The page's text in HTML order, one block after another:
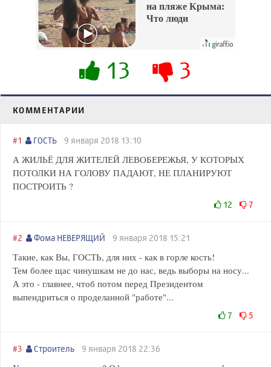
на пляже Крыма:
Что люди
их не видят...
13 3
КОММЕНТАРИИ
#1 ГОСТЬ 9 января 2018 13:10
А ЖИЛЬЁ ДЛЯ ЖИТЕЛЕЙ ЛЕВОБЕРЕЖЬЯ, У КОТОРЫХ
ПОТОЛКИ НА ГОЛОВУ ПАДАЮТ, НЕ ПЛАНИРУЮТ
ПОСТРОИТЬ ?
12 7
#2 Фома НЕВЕРЯЩИЙ 9 января 2018 15:21
Такие, как Вы, ГОСТЬ, для них - как в горле кость!
Тем более щас чинушкам не до нас, ведь выборы на носу...
А это - главнее, чтоб потом перед Президентом
выпендриться о проделанной "работе"...
7 5
#3 Строитель 9 января 2018 22:36